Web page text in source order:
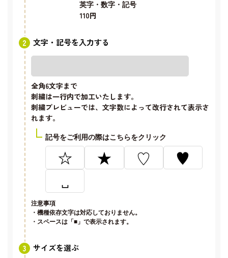
英字・数字・記号
110円
文字・記号を入力する
全角6文字まで
刺繍は一行内で加工いたします。
刺繍プレビューでは、文字数によって改行されて表示さ
れます。
記号をご利用の際はこちらをクリック
☆ ★ ♡
♥
␣
注意事項
・機種依存文字は対応しておりません。
・スペースは「■」で表示されます。
サイズを選ぶ